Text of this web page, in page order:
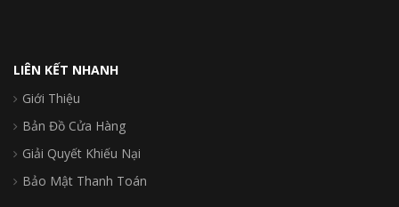
LIÊN KẾT NHANH
Giới Thiệu
Bản Đồ Cửa Hàng
Giải Quyết Khiếu Nại
Bảo Mật Thanh Toán